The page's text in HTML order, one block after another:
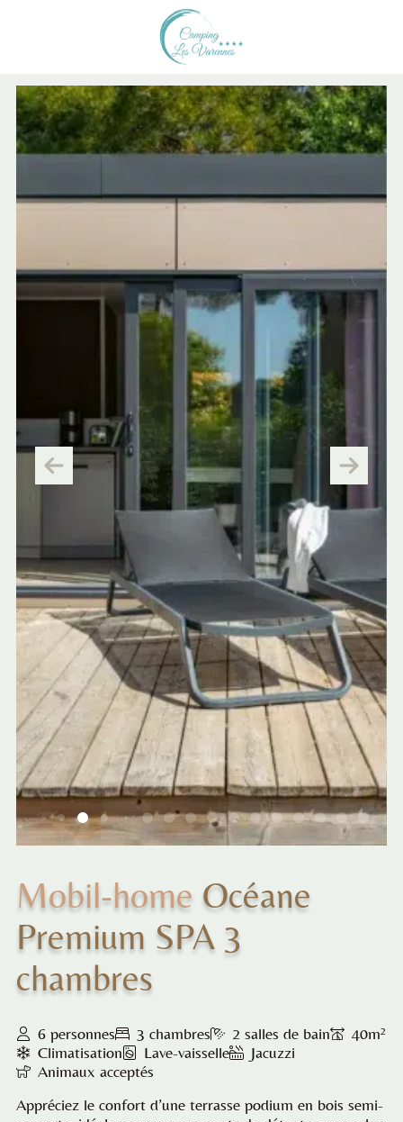
Mobil-home Océane
Premium SPA 3
chambres
6 personnes 3 chambres 2 salles de bain
40m²
Climatisation
Lave-vaisselle
Jacuzzi
Animaux acceptés
Appréciez le confort d’une terrasse podium en bois semi-